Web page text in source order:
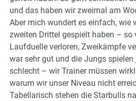
und das haben wir zweimal am
Aber mich wundert es einfach, wie
zweiten Drittel gespielt haben – so
Laufduelle verloren, Zweikämpfe
war sehr gut und die Jungs
schlecht – wir Trainer müssen
warum wir unser Niveau nicht
Tabellarisch stehen die Starbulls